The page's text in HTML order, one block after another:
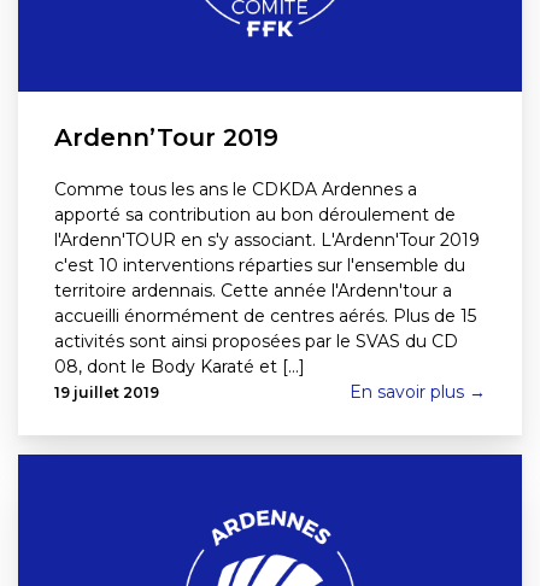
Ardenn’Tour 2019
Comme tous les ans le CDKDA Ardennes a
apporté sa contribution au bon déroulement de
l'Ardenn'TOUR en s'y associant. L'Ardenn'Tour 2019
c'est 10 interventions réparties sur l'ensemble du
territoire ardennais. Cette année l'Ardenn'tour a
accueilli énormément de centres aérés. Plus de 15
activités sont ainsi proposées par le SVAS du CD
08, dont le Body Karaté et [...]
19 juillet 2019 En savoir plus →